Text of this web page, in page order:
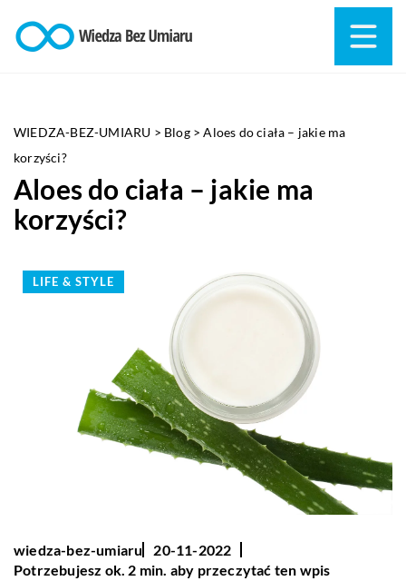
WIEDZA-BEZ-UMIARU > Blog>Aloes do ciała – jakie ma
korzyści?
Aloes do ciała – jakie ma
korzyści?
LIFE & STYLE
wiedza-bez-umiaru
20-11-2022
Potrzebujesz ok. 2 min. aby przeczytać ten wpis